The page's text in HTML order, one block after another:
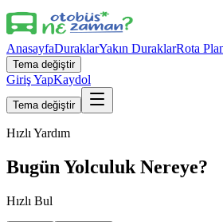
AnasayfaDuraklarYakın DuraklarRota
Tema değiştir
Giriş YapKaydol
Tema değiştir
Hızlı Yardım
Bugün Yolculuk Nereye?
Hızlı Bul